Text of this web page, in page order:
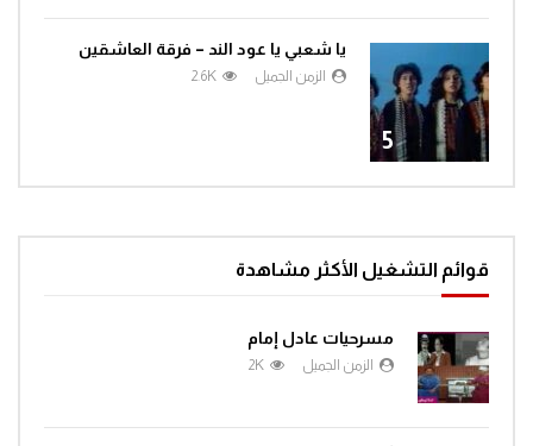
5
يا شعبي يا عود الند – فرقة العاشقين
الزمن الجميل 2.6K
قوائم التشغيل الأكثر مشاهدة
مسرحيات عادل إمام
الزمن الجميل 2K